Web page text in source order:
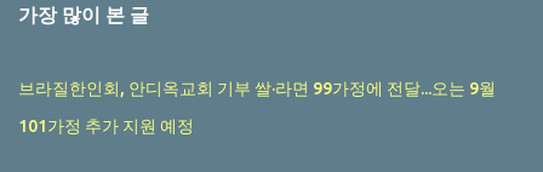
가장 많이 본 글
브라질한인회, 안디옥교회 기부 쌀·라면 99가정에 전달...오는 9월
101가정 추가 지원 예정